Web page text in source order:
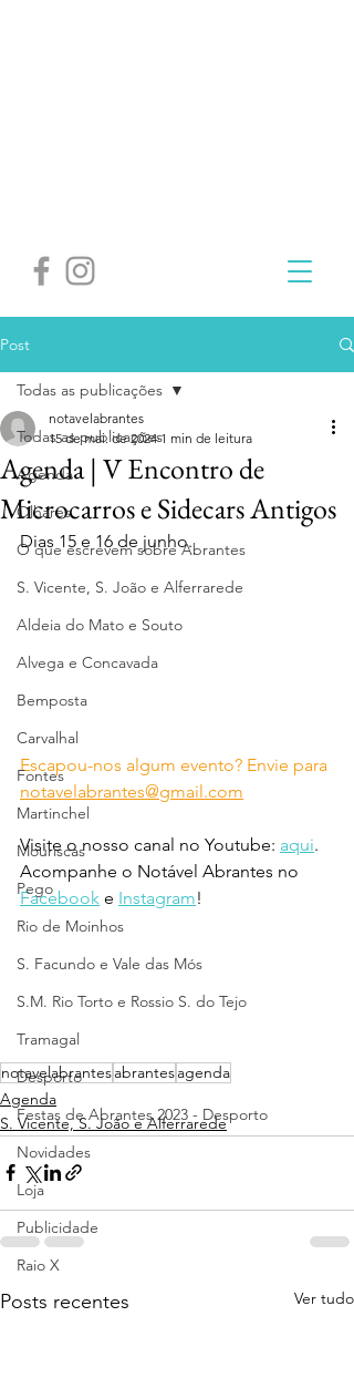
Post
Todas as publicações
Agenda
Olhares
O que escrevem sobre Abrantes
S. Vicente, S. João e Alferrarede
Aldeia do Mato e Souto
Alvega e Concavada
Bemposta
Carvalhal
Fontes
Martinchel
Mouriscas
Pego
Rio de Moinhos
S. Facundo e Vale das Mós
S.M. Rio Torto e Rossio S. do Tejo
Tramagal
Desporto
Festas de Abrantes 2023 - Desporto
Novidades
Loja
Publicidade
Raio X
Todas as publicações
Agenda | V Encontro de
Microcarros e Sidecars Antigos
notavelabrantes
15 de mai. de 2024 1 min de leitura
Dias 15 e 16 de junho.
Escapou-nos algum evento? Envie para
notavelabrantes@gmail.com
Visite o nosso canal no Youtube: aqui.
Acompanhe o Notável Abrantes no
Facebook e Instagram!
notavelabrantesabrantesagenda
Agenda
S. Vicente, S. João e Alferrarede
Posts recentes Ver tudo